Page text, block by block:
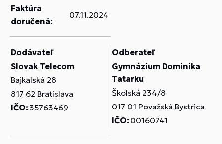
Faktúra
doručená:
07.11.2024
Dodávateľ
Slovak Telecom
Bajkalská 28
817 62 Bratislava
IČO: 35763469
Odberateľ
Gymnázium Dominika
Tatarku
Školská 234/8
017 01 Považská Bystrica
IČO: 00160741